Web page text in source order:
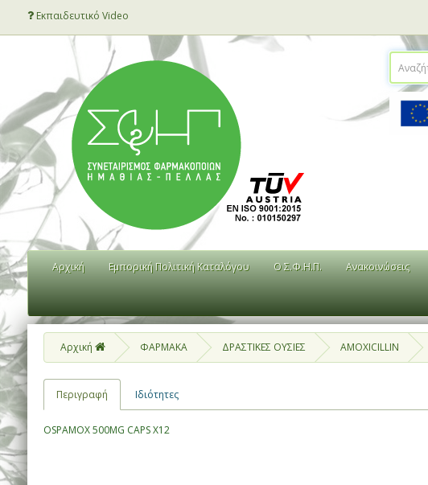
Εκπαιδευτικό Video
Αρχική Εμπορική Πολιτική Καταλόγου Ο Σ.Φ.Η.Π. Ανακοινώσεις
Αρχική ΦΑΡΜΑΚΑ ΔΡΑΣΤΙΚΕΣ ΟΥΣΙΕΣ AMOXICILLIN
Περιγραφή Ιδιότητες
OSPAMOX 500MG CAPS X12